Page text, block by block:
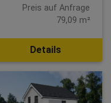
Preis auf Anfrage
79,09 m²
Details